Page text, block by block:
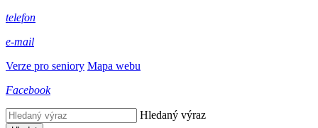
telefon
e-mail
Verze pro seniory Mapa webu
Facebook
Hledaný výraz